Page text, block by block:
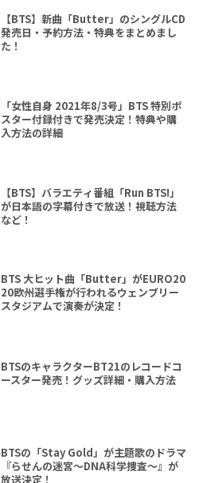
【BTS】新曲「Butter」のシングルCD
発売日・予約方法・特典をまとめまし
た！
「女性自身 2021年8/3号」BTS 特別ポ
スター付録付きで発売決定！特典や購
入方法の詳細
【BTS】バラエティ番組「Run BTS!」
が日本語の字幕付きで放送！視聴方法
など！
BTS 大ヒット曲「Butter」がEURO20
20欧州選手権が行われるウェンブリー
スタジアムで演奏が決定！
BTSのキャラクターBT21のレコードコ
ースター発売！グッズ詳細・購入方法
BTSの「Stay Gold」が主題歌のドラマ
『らせんの迷宮～DNA科学捜査～』が
放送決定！